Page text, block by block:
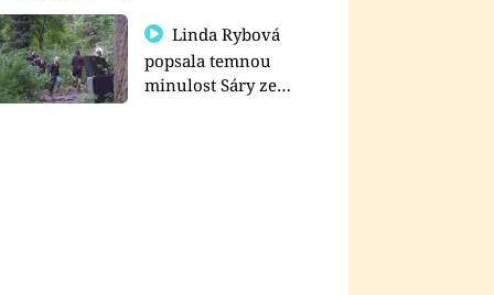
Linda Rybová
popsala temnou
minulost Sáry ze